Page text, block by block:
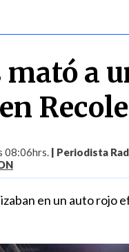
a
08:06hrs. | Periodista
en un auto rojo